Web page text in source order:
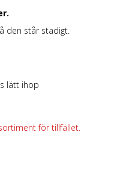
den står stadigt.
lätt ihop
för tillfället.